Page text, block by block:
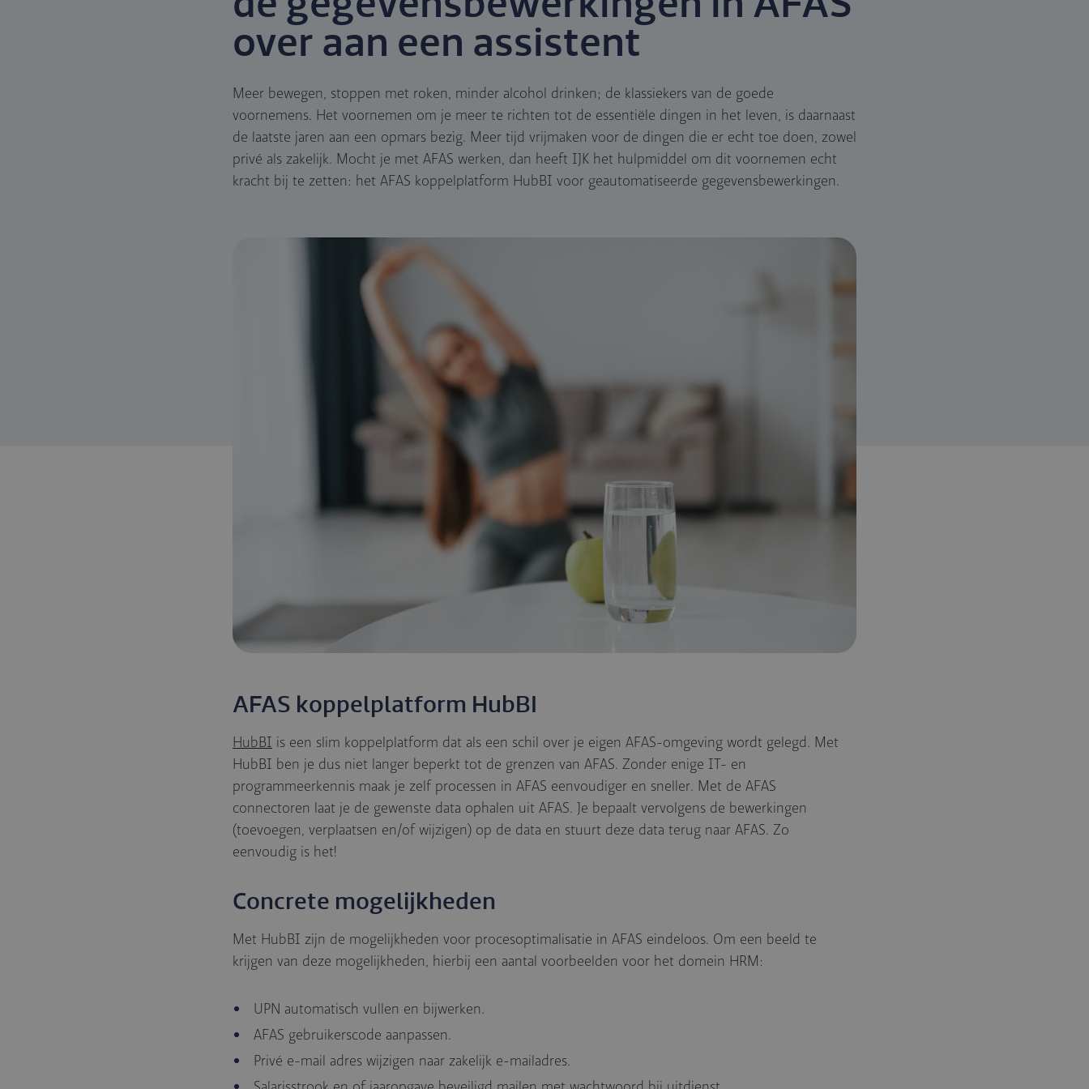
over aan een assistent
Meer bewegen, stoppen met roken, minder alcohol drinken; de klassiekers van de goede
voornemens. Het voornemen om je meer te richten tot de essentiële dingen in het leven, is daarnaast
de laatste jaren aan een opmars bezig. Meer tijd vrijmaken voor de dingen die er echt toe doen, zowel
privé als zakelijk. Mocht je met AFAS werken, dan heeft IJK het hulpmiddel om dit voornemen echt
kracht bij te zetten: het AFAS koppelplatform HubBI voor geautomatiseerde gegevensbewerkingen.
AFAS koppelplatform HubBI
HubBI is een slim koppelplatform dat als een schil over je eigen AFAS-omgeving wordt gelegd. Met
HubBI ben je dus niet langer beperkt tot de grenzen van AFAS. Zonder enige IT- en
programmeerkennis maak je zelf processen in AFAS eenvoudiger en sneller. Met de AFAS
connectoren laat je de gewenste data ophalen uit AFAS. Je bepaalt vervolgens de bewerkingen
(toevoegen, verplaatsen en/of wijzigen) op de data en stuurt deze data terug naar AFAS. Zo
eenvoudig is het!
Concrete mogelijkheden
Met HubBI zijn de mogelijkheden voor procesoptimalisatie in AFAS eindeloos. Om een beeld te
krijgen van deze mogelijkheden, hierbij een aantal voorbeelden voor het domein HRM:
UPN automatisch vullen en bijwerken.
AFAS gebruikerscode aanpassen.
Privé e-mail adres wijzigen naar zakelijk e-mailadres.